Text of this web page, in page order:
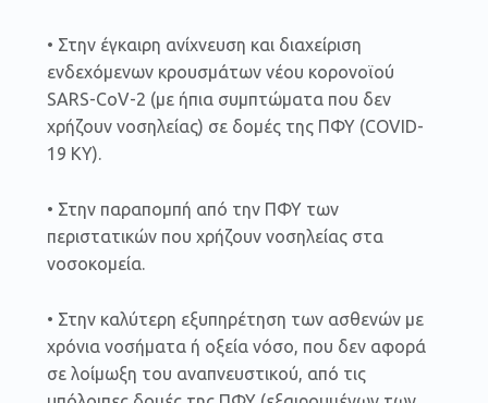
• Στην έγκαιρη ανίχνευση και διαχείριση
ενδεχόμενων κρουσμάτων νέου κορονοϊού
SARS-CoV-2 (με ήπια συμπτώματα που δεν
χρήζουν νοσηλείας) σε δομές της ΠΦΥ (COVID-
19 ΚΥ).
• Στην παραπομπή από την ΠΦΥ των
περιστατικών που χρήζουν νοσηλείας στα
νοσοκομεία.
• Στην καλύτερη εξυπηρέτηση των ασθενών με
χρόνια νοσήματα ή οξεία νόσο, που δεν αφορά
σε λοίμωξη του αναπνευστικού, από τις